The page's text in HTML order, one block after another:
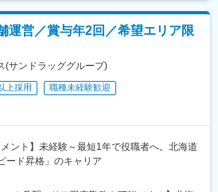
岡駅、桐生球場前駅、新川駅(群馬県)、竜舞
、渋川駅、国母駅、甲斐住吉駅、酒折駅、竜
、草薙駅(東海道本線)、焼津駅、六合駅、西
)、袋井駅、天竜川駅、新浜松駅、菊川駅
フルーツパーク駅、西焼津駅、吉原本町駅、
阪駅、西加積駅、小杉駅、福岡駅、クロス
島尾駅、入善駅、新庄田中駅、砺波駅、石
市駅(ＩＲいしかわ鉄道線)、額住宅前駅、和倉
羽島駅、美江寺駅、モレラ岐阜駅、室駅、
運営／賞与年2回／希望エリア限
(サンドラッググループ)
上採用
職種未経験歓迎
メント】未経験～最短1年で役職者へ。北海道
ード昇格」のキャリア